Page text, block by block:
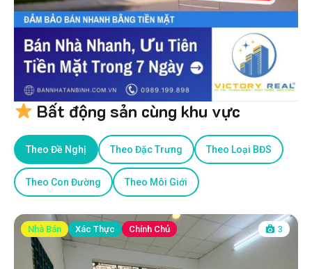
Bất động sản cùng khu vực
Theo Đề Nghị Theo Đặc Trưng Theo Loại BĐS
Theo Con Đường Theo Môi Giới
Nhà Bán Xác Thực Chính Chủ 3